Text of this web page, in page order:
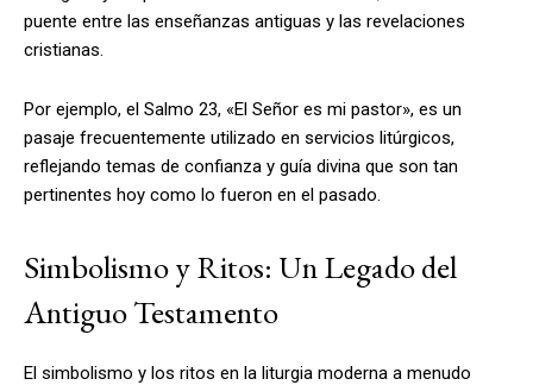
puente entre las enseñanzas antiguas y las revelaciones
cristianas.
Por ejemplo, el Salmo 23, «El Señor es mi pastor», es un
pasaje frecuentemente utilizado en servicios litúrgicos,
reflejando temas de confianza y guía divina que son tan
pertinentes hoy como lo fueron en el pasado.
Simbolismo y Ritos: Un Legado del
Antiguo Testamento
El simbolismo y los ritos en la liturgia moderna a menudo